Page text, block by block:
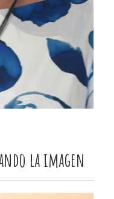
la imagen